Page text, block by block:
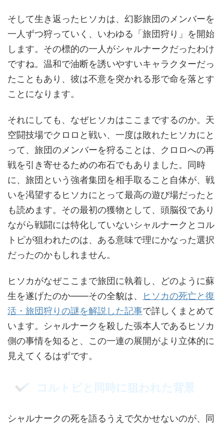
そして生き返ったヒソカは、幻影旅団のメンバーを
一人ずつ狩っていく、いわゆる「旅団狩り」を開始
します。その標的の一人がシャルナークだったわけ
ですね。温和で油断を誘いやすいキャラクターだっ
たこともあり、彼は不意を突かれる形で命を落とす
ことになります。
それにしても、なぜヒソカはここまでするのか。天
空闘技場でクロロと戦い、一度は敗れたヒソカにと
って、旅団のメンバーを狩ることは、クロロへの再
戦を引き寄せるための布石でもありました。同時
に、旅団という強者集団を相手取ること自体が、戦
いを渇望するヒソカにとって最高の遊び場だったと
も読めます。その最初の獲物として、頭脳役であり
ながら戦闘には特化していないシャルナークとコル
トピが狙われたのは、ある意味で理にかなった選択
だったのかもしれません。
ヒソカがなぜここまで旅団に執着し、どのように蘇
生を遂げたのか——その全貌は、
ヒソカの死亡と復
活・旅団狩りの謎を解説した記事で詳しくまとめて
います。シャルナークを殺した張本人であるヒソカ
側の事情を知ると、この一連の展開がより立体的に
見えてくるはずです。
コルトピと同時に狙われた背景
シャルナークの死を語るうえで欠かせないのが、同